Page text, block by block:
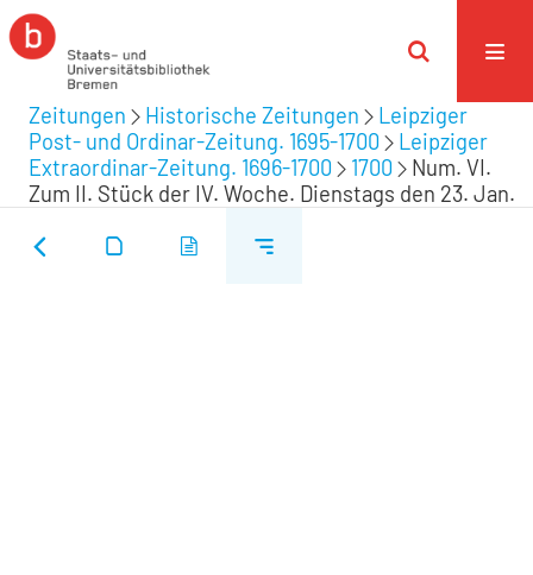
Zeitungen Historische Zeitungen
Leipziger
Post- und Ordinar-Zeitung. 1695-1700
Leipziger
Extraordinar-Zeitung. 1696-1700
1700
Num. VI.
Zum II. Stück der IV. Woche. Dienstags den 23. Jan.